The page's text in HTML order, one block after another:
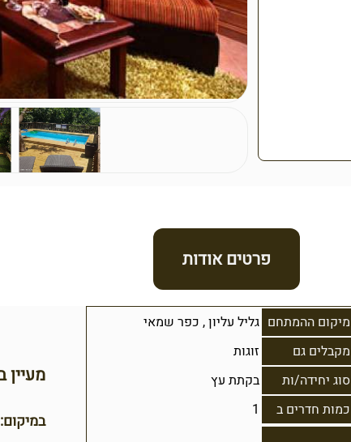
פרטים אודות
מיקום ההמתחם גליל עליון, כפר שמאי
מקבלים גם
זוגות
סוג יחידה/ות
בקתת עץ
כמות חדרים ב
1
מעיין
במיקום: